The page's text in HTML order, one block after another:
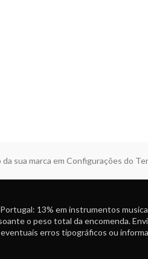
sua marca em Configurações do
13% em instrumentos
o peso total da encomenda.
erros tipográficos ou